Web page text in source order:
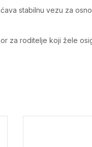
stabilnu vezu za
za roditelje koji žele